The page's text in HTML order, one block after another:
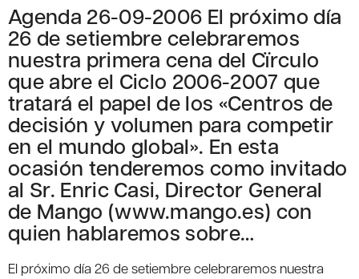
Agenda 26-09-2006 El próximo día
26 de setiembre celebraremos
nuestra primera cena del Cïrculo
que abre el Ciclo 2006-2007 que
tratará el papel de los «Centros de
decisión y volumen para competir
en el mundo global». En esta
ocasión tenderemos como invitado
al Sr. Enric Casi, Director General
de Mango (www.mango.es) con
quien hablaremos sobre…
El próximo día 26 de setiembre celebraremos nuestra